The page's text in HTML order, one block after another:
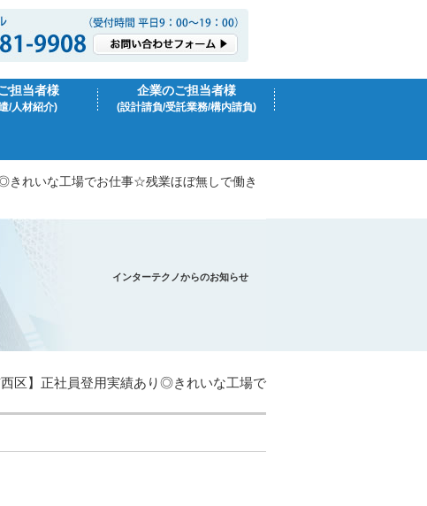
担当者様
/人材紹介)
企業のご担当者様
(設計請負/受託業務/構内請負)
きれいな工場でお仕事☆残業ほぼ無しで働き
インターテクノからのお知らせ
区】正社員登用実績あり◎きれいな工場で